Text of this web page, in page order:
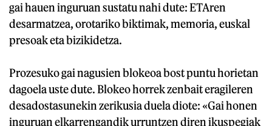
gai hauen inguruan sustatu nahi dute: ETAren
desarmatzea, orotariko biktimak, memoria, euskal
presoak eta bizikidetza.
Prozesuko gai nagusien blokeoa bost puntu horietan
dagoela uste dute. Blokeo horrek zenbait eragileren
desadostasunekin zerikusia duela diote: «Gai honen
inguruan elkarrengandik urruntzen diren ikuspegiak